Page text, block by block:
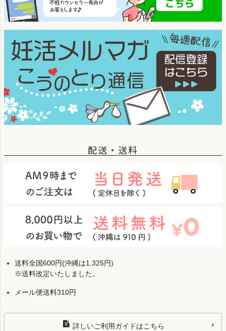
配送・送料
送料全国600円(沖縄は1,325円)
※送料改定いたしました。
メール便送料310円
詳しいご利用ガイドはこちら